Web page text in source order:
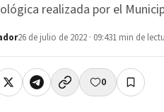
realizada por el
26 de julio de 2022 · 09:431 min de
0